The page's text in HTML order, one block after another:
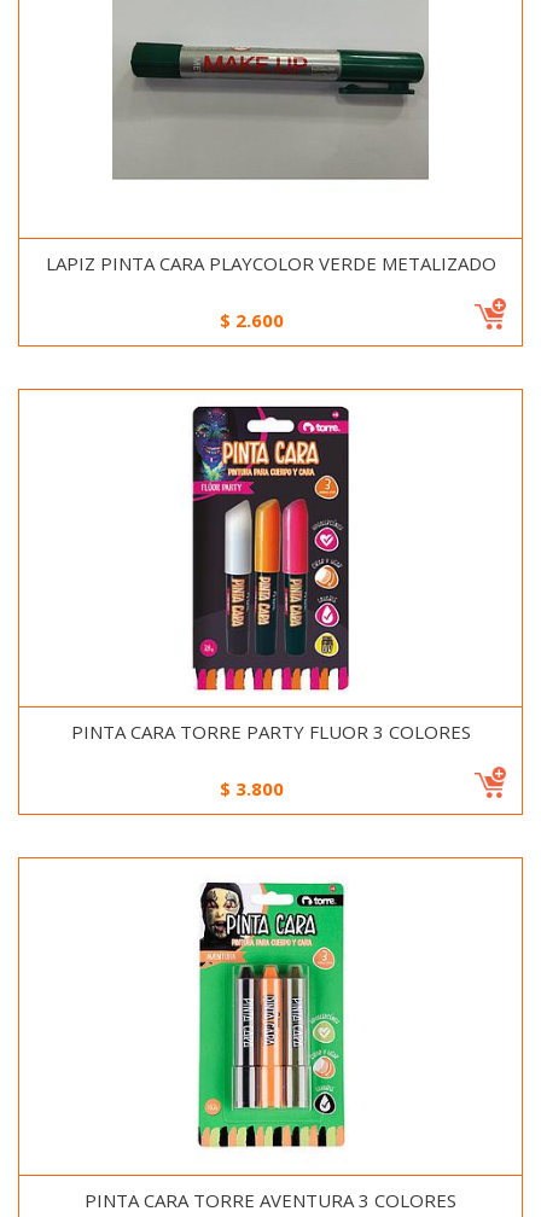
LAPIZ PINTA CARA PLAYCOLOR VERDE METALIZADO
$ 2.600
PINTA CARA TORRE PARTY FLUOR 3 COLORES
$ 3.800
PINTA CARA TORRE AVENTURA 3 COLORES